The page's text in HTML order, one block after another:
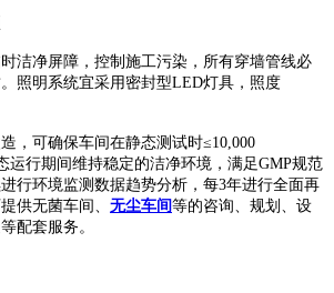
洁净屏障，控制施工污染，所有穿墙管线必
照明系统宜采用密封型LED灯具，照度
，可确保车间在静态测试时≤10,000
运行期间维持稳定的洁净环境，满足GMP规范
行环境监测数据趋势分析，每3年进行全面再
供无菌车间、 无尘车间等的咨询、规划、设
配套服务。